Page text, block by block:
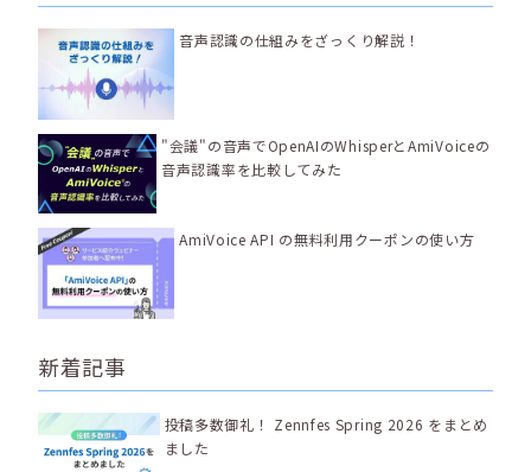
音声認識の仕組みをざっくり解説！
"会議"の音声でOpenAIのWhisperとAmiVoiceの
音声認識率を比較してみた
AmiVoice API の無料利用クーポンの使い方
新着記事
投稿多数御礼！ Zennfes Spring 2026 をまとめ
ました